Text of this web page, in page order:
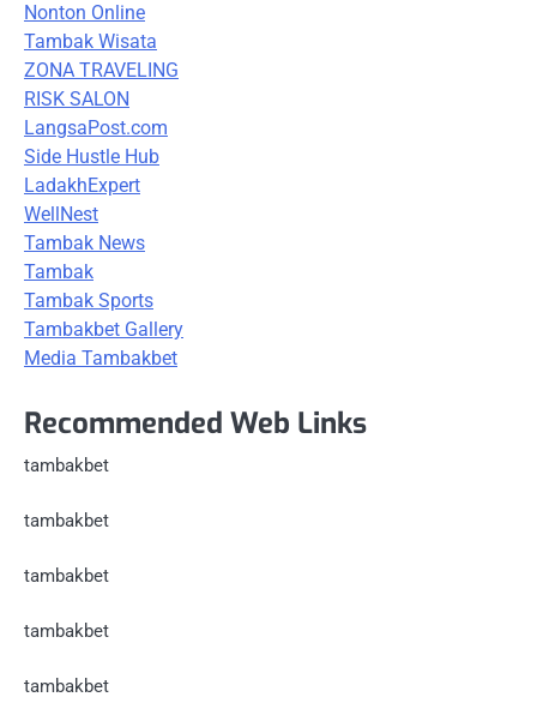
Nonton Online
Tambak Wisata
ZONA TRAVELING
RISK SALON
LangsaPost.com
Side Hustle Hub
LadakhExpert
WellNest
Tambak News
Tambak
Tambak Sports
Tambakbet Gallery
Media Tambakbet
Recommended Web Links
tambakbet
tambakbet
tambakbet
tambakbet
tambakbet